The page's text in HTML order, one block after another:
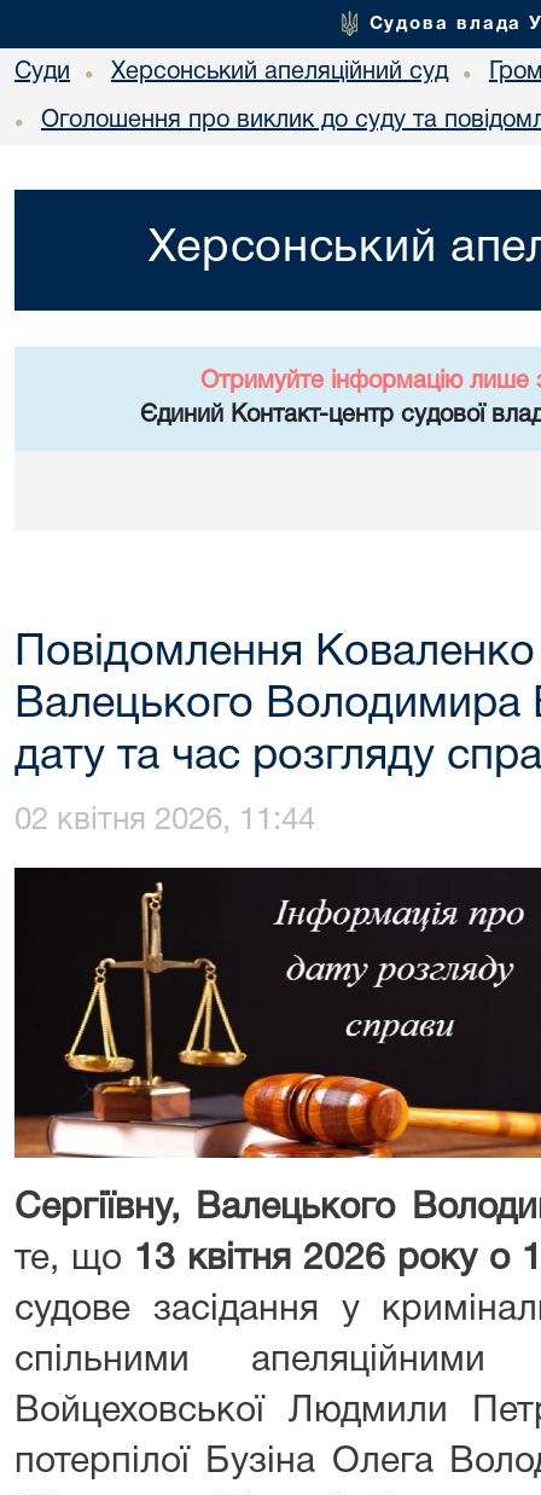
Судова влада
Суди • Херсонський апеляційний суд •
• Оголошення про виклик до суду та
Херсонський
Отримуйте інформацію лише
Єдиний Контакт-центр судової
Повідомлення Коваленко
Валецького Володимира
дату та час розгляду
02 квітня 2026, 11:44
Сергіївну, Валецького
те, що 13 квітня 2026 року о
судове засідання у
спільними апеляційними
Войцеховської Людмили
потерпілої Бузіна Олега